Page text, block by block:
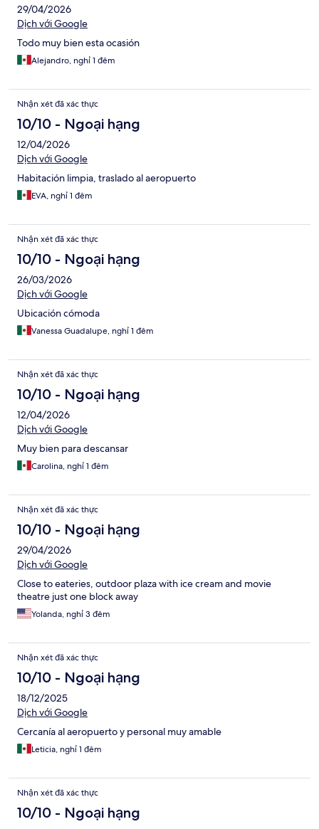
29/04/2026
Dịch với Google
Todo muy bien esta ocasión
Alejandro, nghỉ 1 đêm
Nhận xét đã xác thực
10/10 - Ngoại hạng
12/04/2026
Dịch với Google
Habitación limpia, traslado al aeropuerto
EVA, nghỉ 1 đêm
Nhận xét đã xác thực
10/10 - Ngoại hạng
26/03/2026
Dịch với Google
Ubicación cómoda
Vanessa Guadalupe, nghỉ 1 đêm
Nhận xét đã xác thực
10/10 - Ngoại hạng
12/04/2026
Dịch với Google
Muy bien para descansar
Carolina, nghỉ 1 đêm
Nhận xét đã xác thực
10/10 - Ngoại hạng
29/04/2026
Dịch với Google
Close to eateries, outdoor plaza with ice cream and movie
theatre just one block away
Yolanda, nghỉ 3 đêm
Nhận xét đã xác thực
10/10 - Ngoại hạng
18/12/2025
Dịch với Google
Cercanía al aeropuerto y personal muy amable
Leticia, nghỉ 1 đêm
Nhận xét đã xác thực
10/10 - Ngoại hạng